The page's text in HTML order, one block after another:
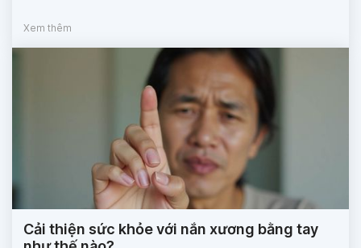
Xem thêm
Cải thiện sức khỏe với nắn xương bằng tay